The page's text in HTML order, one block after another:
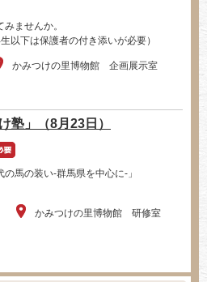
ませんか。
以下は保護者の付き添いが必要）
かみつけの里博物館 企画展示室
塾」（8月23日）
馬の装い-群馬県を中心に‐」
かみつけの里博物館 研修室